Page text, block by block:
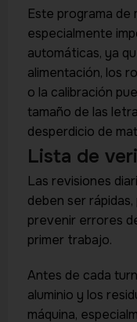
Este programa de
especialmente
automáticas, ya
alimentación, los
o la calibración
tamaño de las
desperdicio de
Lista de
Las revisiones
deben ser
prevenir errores
primer trabajo.
Antes de cada
aluminio y los
máquina,